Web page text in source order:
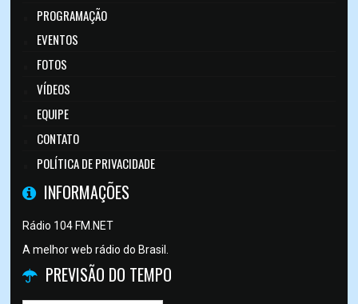
PROGRAMAÇÃO
EVENTOS
FOTOS
VÍDEOS
EQUIPE
CONTATO
POLÍTICA DE PRIVACIDADE
INFORMAÇÕES
Rádio 104 FM.NET
A melhor web rádio do Brasil.
PREVISÃO DO TEMPO